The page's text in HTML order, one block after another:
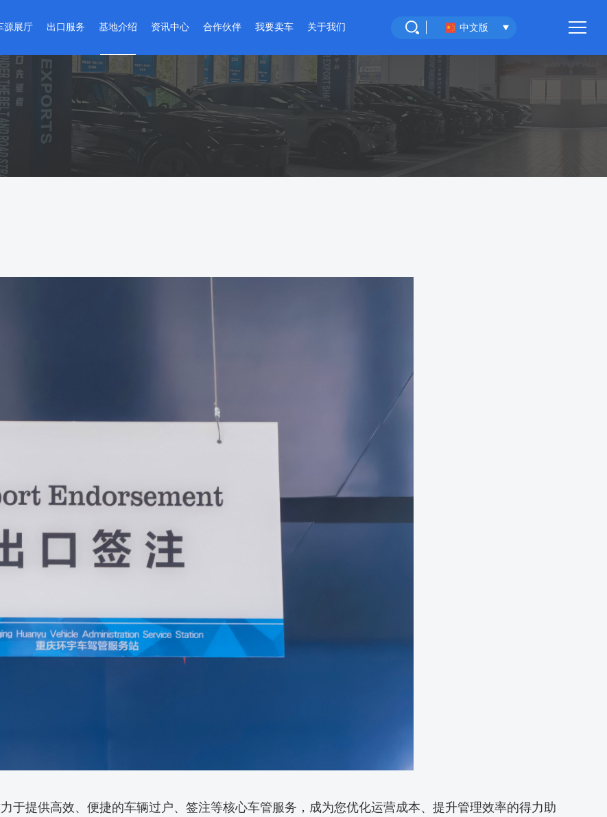
源展厅
精品二手车
准新车
改装车
环宇严选
出口服务
出口流程
维修整备
检测认证
金融服务
智能数据
基地介绍
基地介绍
全球网点
基地VR实景
资讯中心
政策法规
合作伙伴
合作商家
入驻企业
我要卖车
在线评估
关于我们
重庆环宇汽车
联系我们
中文版
于提供高效、便捷的车辆过户、签注等核心车管服务，成为您优化运营成本、提升管理效率的得力助